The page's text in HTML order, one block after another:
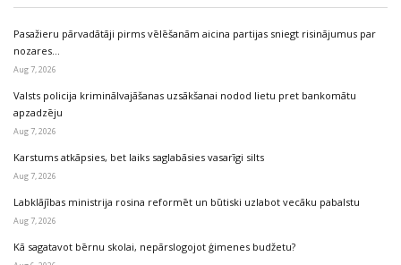
Pasažieru pārvadātāji pirms vēlēšanām aicina partijas sniegt risinājumus par
nozares…
Aug 7, 2026
Valsts policija kriminālvajāšanas uzsākšanai nodod lietu pret bankomātu
apzadzēju
Aug 7, 2026
Karstums atkāpsies, bet laiks saglabāsies vasarīgi silts
Aug 7, 2026
Labklājības ministrija rosina reformēt un būtiski uzlabot vecāku pabalstu
Aug 7, 2026
Kā sagatavot bērnu skolai, nepārslogojot ģimenes budžetu?